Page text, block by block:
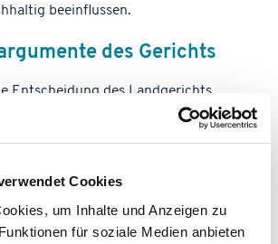
Cookies
um Inhalte und Anzeigen zu
für soziale Medien anbieten
beeinflussen.
des Gerichts
Entscheidung des Landgerichts
einige wesentliche Argumente
entscheidend für das Verständnis
die KI-Technologien einsetzen.